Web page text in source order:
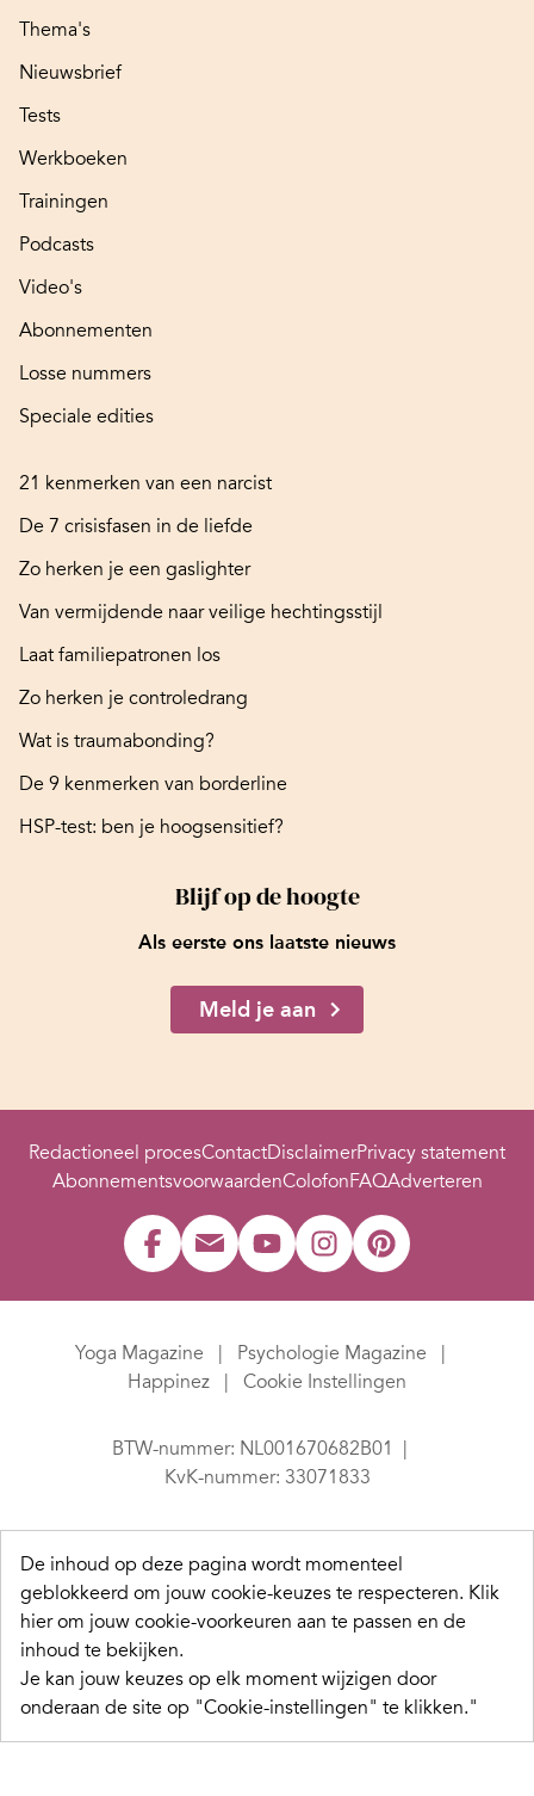
Thema's
Nieuwsbrief
Tests
Werkboeken
Trainingen
Podcasts
Video's
Abonnementen
Losse nummers
Speciale edities
21 kenmerken van een narcist
De 7 crisisfasen in de liefde
Zo herken je een gaslighter
Van vermijdende naar veilige hechtingsstijl
Laat familiepatronen los
Zo herken je controledrang
Wat is traumabonding?
De 9 kenmerken van borderline
HSP-test: ben je hoogsensitief?
Blijf op de hoogte
Als eerste ons laatste nieuws
Meld je aan
Redactioneel procesContactDisclaimerPrivacy statement
AbonnementsvoorwaardenColofonFAQAdverteren
Yoga Magazine
Psychologie Magazine
Happinez
Cookie Instellingen
BTW-nummer: NL001670682B01
KvK-nummer: 33071833
De inhoud op deze pagina wordt momenteel
geblokkeerd om jouw cookie-keuzes te respecteren. Klik
hier om jouw cookie-voorkeuren aan te passen en de
inhoud te bekijken.
Je kan jouw keuzes op elk moment wijzigen door
onderaan de site op "Cookie-instellingen" te klikken."